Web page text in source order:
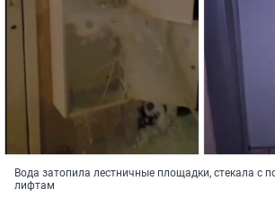
Вода затопила лестничные площадки, стекала с
лифтам